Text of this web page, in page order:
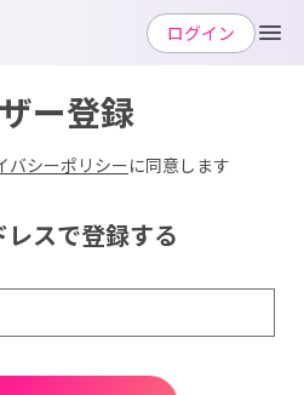
ー登録
バシーポリシーに同意します
レスで登録する
ログイン